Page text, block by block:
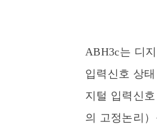
ABH3c는 디
입력신호 상
지털 입력신
의 고정논리